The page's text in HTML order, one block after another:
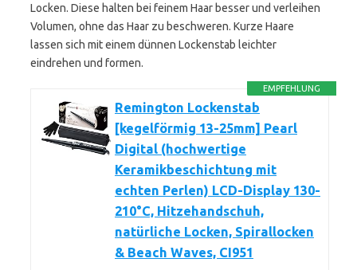
Locken. Diese halten bei feinem Haar besser und verleihen
Volumen, ohne das Haar zu beschweren. Kurze Haare
lassen sich mit einem dünnen Lockenstab leichter
eindrehen und formen.
EMPFEHLUNG
Remington Lockenstab
[kegelförmig 13-25mm] Pearl
Digital (hochwertige
Keramikbeschichtung mit
echten Perlen) LCD-Display 130-
210°C, Hitzehandschuh,
natürliche Locken, Spirallocken
& Beach Waves, CI951